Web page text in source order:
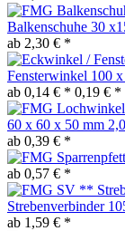
Balkenschuhe 30
ab 2,30 € *
Fensterwinkel 100
ab 0,14 € * 0,19 € *
60 x 60 x 50 mm
ab 0,39 € *
ab 0,57 € *
Strebenverbinder
ab 1,59 € *